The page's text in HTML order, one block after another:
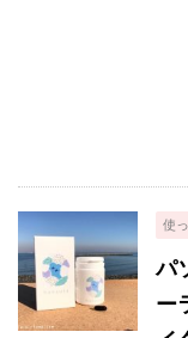
使
パ
ー